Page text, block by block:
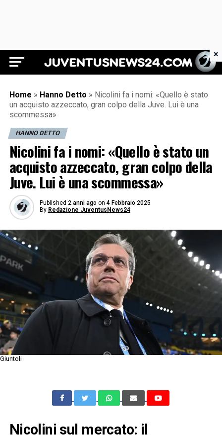
Juventus News 24
Home » Hanno Detto » Nicolini fa i nomi: «Quello è stato
un acquisto azzeccato, gran colpo della Juve. Lui è una
scommessa»
HANNO DETTO
Nicolini fa i nomi: «Quello è stato un
acquisto azzeccato, gran colpo della
Juve. Lui è una scommessa»
Published 2 anni ago on 4 Febbraio 2025
By Redazione JuventusNews24
Giuntoli
Nicolini sul mercato: il
×